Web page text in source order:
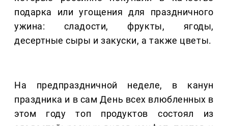
подарка или угощения для праздничного
ужина: сладости, фрукты, ягоды,
десертные сыры и закуски, а также цветы.
На предпраздничной неделе, в канун
праздника и в сам День всех влюбленных в
этом году топ продуктов состоял из